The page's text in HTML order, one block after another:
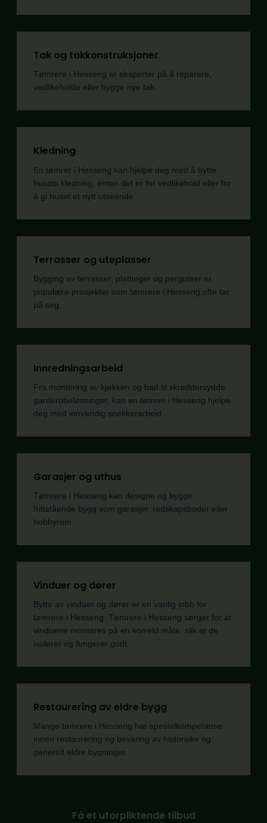
Tak og takkonstruksjoner
Tømrere i Hesseng er eksperter på å reparere,
vedlikeholde eller bygge nye tak.
Kledning
En tømrer i Hesseng kan hjelpe deg med å bytte
husets kledning, enten det er for vedlikehold eller for
å gi huset et nytt utseende.
Terrasser og uteplasser
Bygging av terrasser, plattinger og pergolaer er
populære prosjekter som tømrere i Hesseng ofte tar
på seg.
Innredningsarbeid
Fra montering av kjøkken og bad til skreddersydde
garderobeløsninger, kan en tømrer i Hesseng hjelpe
deg med innvendig snekkerarbeid.
Garasjer og uthus
Tømrere i Hesseng kan designe og bygge
frittstående bygg som garasjer, redskapsboder eller
hobbyrom.
Vinduer og dører
Bytte av vinduer og dører er en vanlig jobb for
tømrere i Hesseng. Tømrere i Hesseng sørger for at
vinduene monteres på en korrekt måte, slik at de
isolerer og fungerer godt.
Restaurering av eldre bygg
Mange tømrere i Hesseng har spesialkompetanse
innen restaurering og bevaring av historiske og
generelt eldre bygninger.
Få et uforpliktende tilbud